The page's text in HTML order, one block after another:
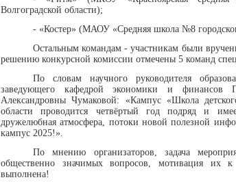
Волгоградской области);
- «Костер» (МАОУ «Средняя школа №8
Остальным командам - участникам были
решению конкурсной комиссии отмечены 5 команд
По словам научного руководителя
заведующего кафедрой экономики и финансов
Александровны Чумаковой: «Кампус «Школа
области проводится четвёртый год подряд и
дружелюбная атмосфера, потоки новой полезной
кампус 2025!».
По мнению организаторов, задача
общественно значимых вопросов, мотивация их к
выполнена!